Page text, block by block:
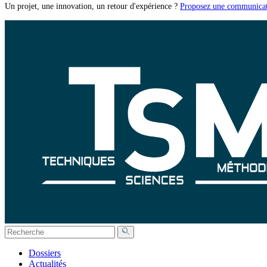
Un projet, une innovation, un retour d'expérience ? Proposez une
Dossiers
Actualités